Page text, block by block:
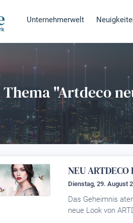
Unternehmerwelt
"Artdeco
NEU
Dienstag, 29. August
Das Geheimnis
neue Look von